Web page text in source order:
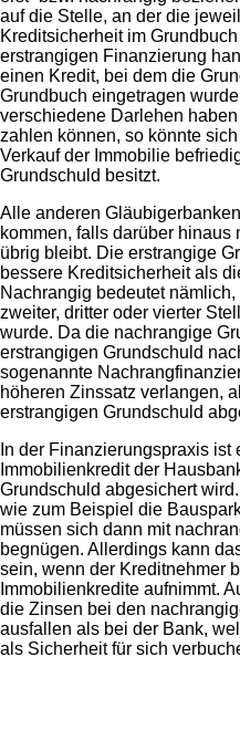
auf die Stelle, an der die
Kreditsicherheit im
erstrangigen Finanzierung
einen Kredit, bei dem die
Grundbuch eingetragen
verschiedene Darlehen
zahlen können, so könnte
Verkauf der Immobilie
Grundschuld besitzt.
Alle anderen
kommen, falls darüber hinaus
übrig bleibt. Die erstrangige
bessere Kreditsicherheit als
Nachrangig bedeutet
zweiter, dritter oder vierter
wurde. Da die nachrangige
erstrangigen Grundschuld
sogenannte
höheren Zinssatz verlangen,
erstrangigen Grundschuld
In der Finanzierungspraxis ist
Immobilienkredit der
Grundschuld abgesichert
wie zum Beispiel die
müssen sich dann mit
begnügen. Allerdings kann
sein, wenn der Kreditnehmer
Immobilienkredite aufnimmt.
die Zinsen bei den
ausfallen als bei der Bank,
als Sicherheit für sich